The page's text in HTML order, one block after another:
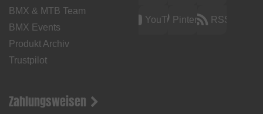
BMX & MTB Team
BMX Events
Produkt Archiv
Trustpilot
YouTubePinterest RSS
Zahlungsweisen